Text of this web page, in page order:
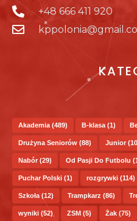
+48 666 411 920
Akademia (489) B-klasa (1)
Drużyna Seniorów (88) Junior
Nabór (29) Od Pasji Do Futbolu
Puchar Polski (1) rozgrywki (114)
Szkoła (12) Trampkarz (86)
wyniki (52) ZSM (5) Żak (75)